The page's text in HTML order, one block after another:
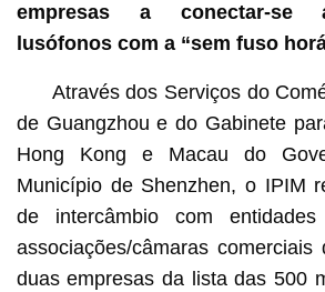
empresas a conectar-se
lusófonos com a “sem fuso
Através dos Serviços do
de Guangzhou e do Gabinete
Hong Kong e Macau do
Município de Shenzhen, o IPIM
de intercâmbio com entidades
associações/câmaras
duas empresas da lista das 500